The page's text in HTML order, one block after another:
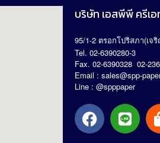
บริษัท เอสพีพี ครีเ
95/1-2 ตรอกโปริสภา(เจ
Tel. 02-6390280-3
Fax. 02-6390328 02-
Email : sales@spp-
Line : @spppaper